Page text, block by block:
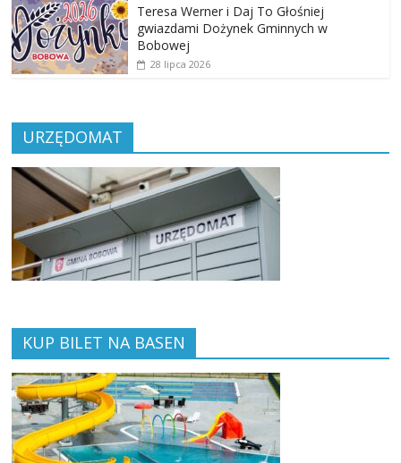
Teresa Werner i Daj To Głośniej
gwiazdami Dożynek Gminnych w
Bobowej
28 lipca 2026
URZĘDOMAT
KUP BILET NA BASEN